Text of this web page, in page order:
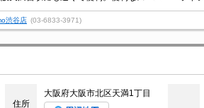
渋谷店 (03-6833-3971)
住所
大阪府大阪市北区天満1丁目